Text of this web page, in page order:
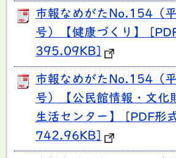
市報なめがたNo.154（
号）【健康づくり】
395.09KB]
市報なめがたNo.154（
号）【公民館情報・文化
生活センター】 [PDF形
742.96KB]